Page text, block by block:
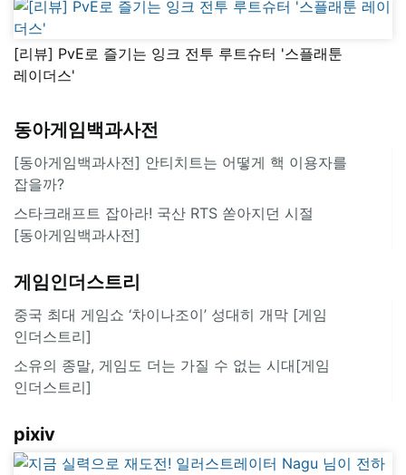
[리뷰] PvE로 즐기는 잉크 전투 루트슈터 '스플래툰
레이더스'
동아게임백과사전
[동아게임백과사전] 안티치트는 어떻게 핵 이용자를
잡을까?
스타크래프트 잡아라! 국산 RTS 쏟아지던 시절
[동아게임백과사전]
게임인더스트리
중국 최대 게임쇼 ‘차이나조이’ 성대히 개막 [게임
인더스트리]
소유의 종말, 게임도 더는 가질 수 없는 시대[게임
인더스트리]
pixiv